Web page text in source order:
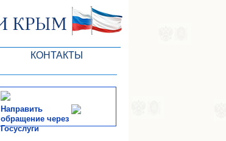
КОНТАКТЫ
Направить
обращение через
Госуслуги